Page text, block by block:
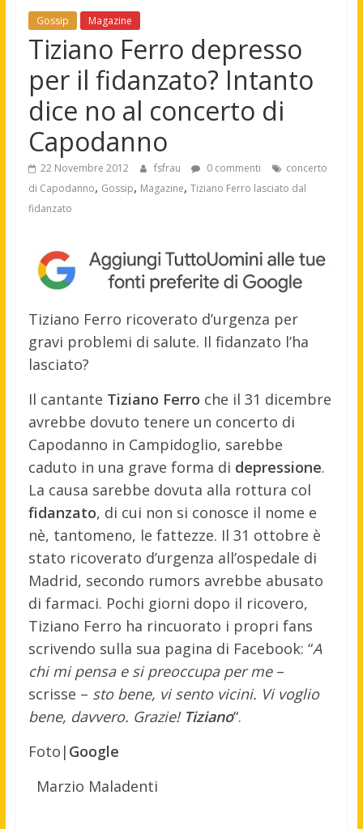
Gossip Magazine
Tiziano Ferro depresso
per il fidanzato? Intanto
dice no al concerto di
Capodanno
22 Novembre 2012 fsfrau 0 commenti
concerto
di Capodanno, Gossip, Magazine, Tiziano Ferro lasciato dal
fidanzato
Tiziano Ferro ricoverato d’urgenza per
gravi problemi di salute. Il fidanzato l’ha
lasciato?
Il cantante Tiziano Ferro che il 31 dicembre
avrebbe dovuto tenere un concerto di
Capodanno in Campidoglio, sarebbe
caduto in una grave forma di depressione.
La causa sarebbe dovuta alla rottura col
fidanzato, di cui non si conosce il nome e
nè, tantomeno, le fattezze. Il 31 ottobre è
stato ricoverato d’urgenza all’ospedale di
Madrid, secondo rumors avrebbe abusato
di farmaci. Pochi giorni dopo il ricovero,
Tiziano Ferro ha rincuorato i propri fans
scrivendo sulla sua pagina di Facebook: “A
chi mi pensa e si preoccupa per me–
scrisse – sto bene, vi sento vicini. Vi voglio
bene, davvero. Grazie! Tiziano“.
Foto| Google
Marzio Maladenti